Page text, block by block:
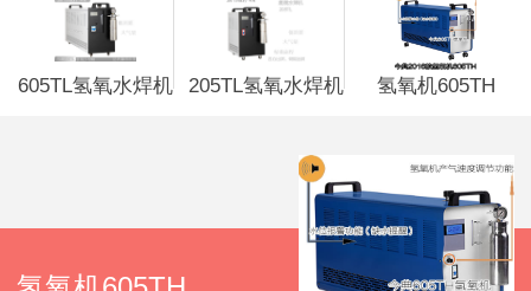
605TL氢氧水焊机 205TL氢氧水焊机 氢氧机605TH